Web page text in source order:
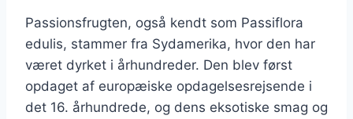
Passionsfrugten, også kendt som Passiflora
edulis, stammer fra Sydamerika, hvor den har
været dyrket i århundreder. Den blev først
opdaget af europæiske opdagelsesrejsende i
det 16. århundrede, og dens eksotiske smag og